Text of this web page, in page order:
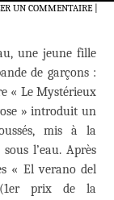
UN COMMENTAIRE|
une jeune fille
de garçons :
« Le Mystérieux
» introduit un
mis à la
l’eau. Après
« El verano del
prix de la